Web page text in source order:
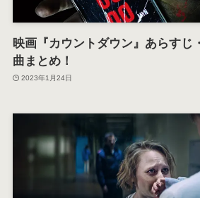
映画『カウントダウン』あらすじ
曲まとめ！
2023年1月24日